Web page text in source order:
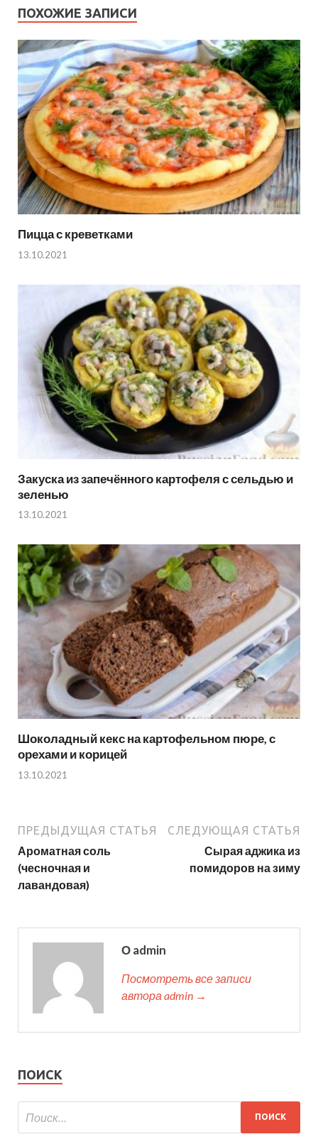
ПОХОЖИЕ ЗАПИСИ
Пицца с креветками
13.10.2021
Закуска из запечённого картофеля с сельдью и
зеленью
13.10.2021
Шоколадный кекс на картофельном пюре, с
орехами и корицей
13.10.2021
ПРЕДЫДУЩАЯ СТАТЬЯ
Ароматная соль
(чесночная и
лавандовая)
СЛЕДУЮЩАЯ СТАТЬЯ
Сырая аджика из
помидоров на зиму
О admin
Посмотреть все записи
автора admin →
ПОИСК